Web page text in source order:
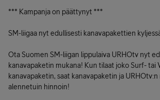
*** Kampanja on päättynyt ***
SM-liigaa nyt edullisesti kanavapakettien
Ota Suomen SM-liigan lippulaiva URHOtv nyt
kanavapaketin mukana! Kun tilaat joko Surf- tai
kanavapaketin, saat kanavapaketin ja
alennetuin hinnoin!